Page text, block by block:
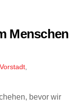
Menschen
bevor wir